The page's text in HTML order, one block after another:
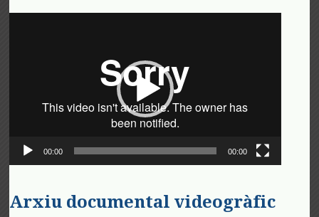
00:00 00:00
Arxiu documental videogràfic